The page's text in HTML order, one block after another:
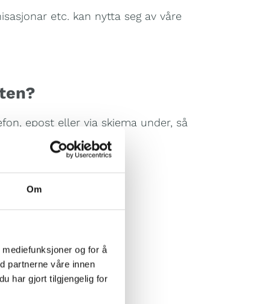
Om
og for å
partnerne våre innen
har gjort tilgjengelig for
etc. kan nytta seg av våre
epost eller via skjema under, så
avtaler pris m.m.
kantina@k-im.no